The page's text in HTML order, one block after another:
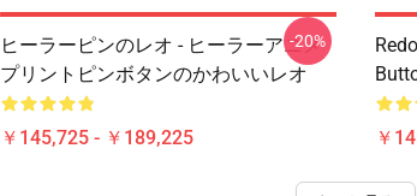
ヒーラーピンのレオ - ヒーラーアニメ
プリントピンボタンのかわいいレオ
￥145,725 - ￥189,225
-20%
￥